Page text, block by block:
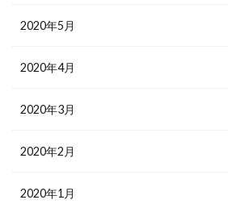
2020年5月
2020年4月
2020年3月
2020年2月
2020年1月